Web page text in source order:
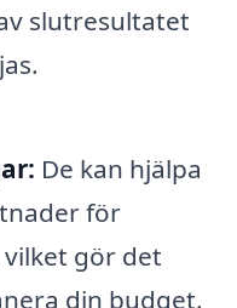
slutresultatet
De kan hjälpa
för
gör det
din budget.